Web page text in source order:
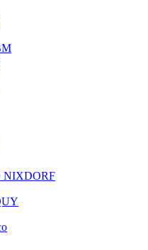
NIXDORF